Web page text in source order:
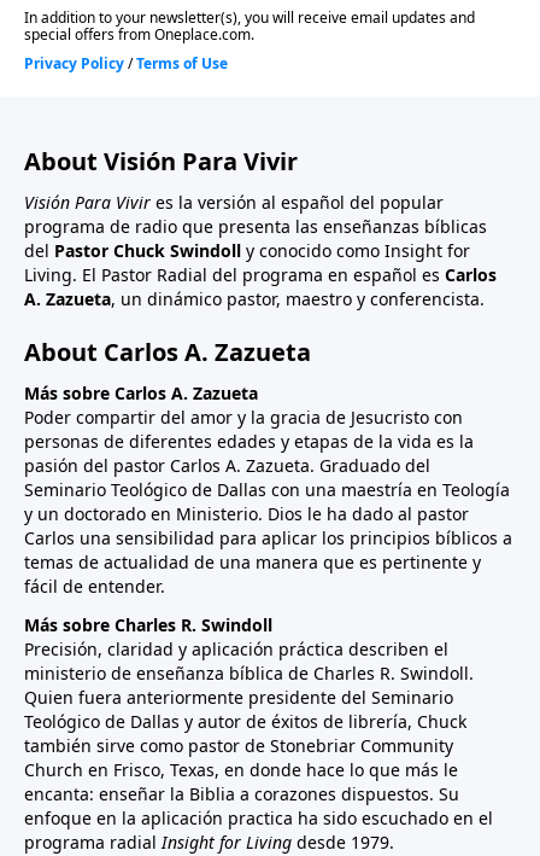
About Visión Para Vivir
Visión Para Vivir es la versión al español del popular
programa de radio que presenta las enseñanzas bíblicas
del Pastor Chuck Swindoll y conocido como Insight for
Living. El Pastor Radial del programa en español es Carlos
A. Zazueta, un dinámico pastor, maestro y conferencista.
About Carlos A. Zazueta
Más sobre Carlos A. Zazueta
Poder compartir del amor y la gracia de Jesucristo con
personas de diferentes edades y etapas de la vida es la
pasión del pastor Carlos A. Zazueta. Graduado del
Seminario Teológico de Dallas con una maestría en Teología
y un doctorado en Ministerio. Dios le ha dado al pastor
Carlos una sensibilidad para aplicar los principios bíblicos a
temas de actualidad de una manera que es pertinente y
fácil de entender.
Más sobre Charles R. Swindoll
Precisión, claridad y aplicación práctica describen el
ministerio de enseñanza bíblica de Charles R. Swindoll.
Quien fuera anteriormente presidente del Seminario
Teológico de Dallas y autor de éxitos de librería, Chuck
también sirve como pastor de Stonebriar Community
Church en Frisco, Texas, en donde hace lo que más le
encanta: enseñar la Biblia a corazones dispuestos. Su
enfoque en la aplicación practica ha sido escuchado en el
programa radialInsight for Living desde 1979.